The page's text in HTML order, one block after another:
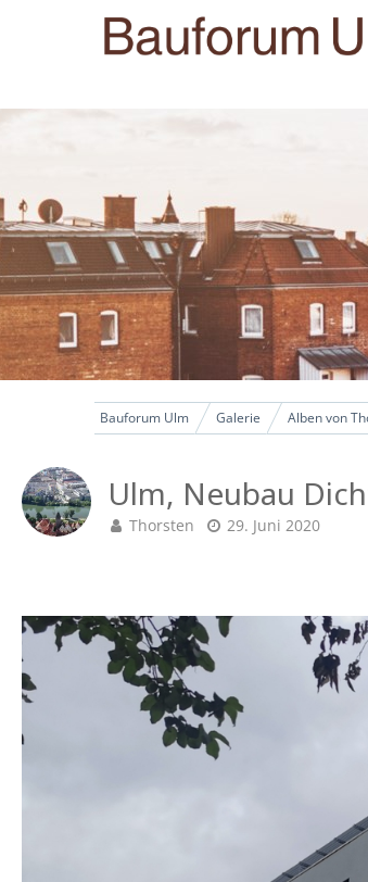
Bauforum Ulm Galerie Alben von
Ulm, Neubau
Thorsten 29. Juni 2020